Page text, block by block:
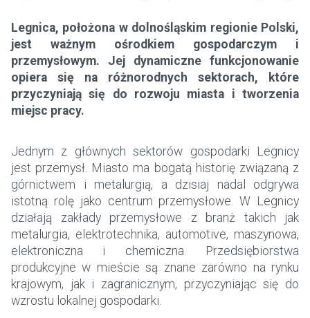
Legnica, położona w dolnośląskim regionie Polski,
jest ważnym ośrodkiem gospodarczym i
przemysłowym. Jej dynamiczne funkcjonowanie
opiera się na różnorodnych sektorach, które
przyczyniają się do rozwoju miasta i tworzenia
miejsc pracy.
Jednym z głównych sektorów gospodarki Legnicy
jest przemysł. Miasto ma bogatą historię związaną z
górnictwem i metalurgią, a dzisiaj nadal odgrywa
istotną rolę jako centrum przemysłowe. W Legnicy
działają zakłady przemysłowe z branż takich jak
metalurgia, elektrotechnika, automotive, maszynowa,
elektroniczna i chemiczna. Przedsiębiorstwa
produkcyjne w mieście są znane zarówno na rynku
krajowym, jak i zagranicznym, przyczyniając się do
wzrostu lokalnej gospodarki.